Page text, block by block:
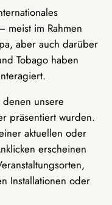
meist im Rahmen
aber auch darüber
Tobago haben
unsere
präsentiert wurden.
aktuellen oder
erscheinen
Installationen oder